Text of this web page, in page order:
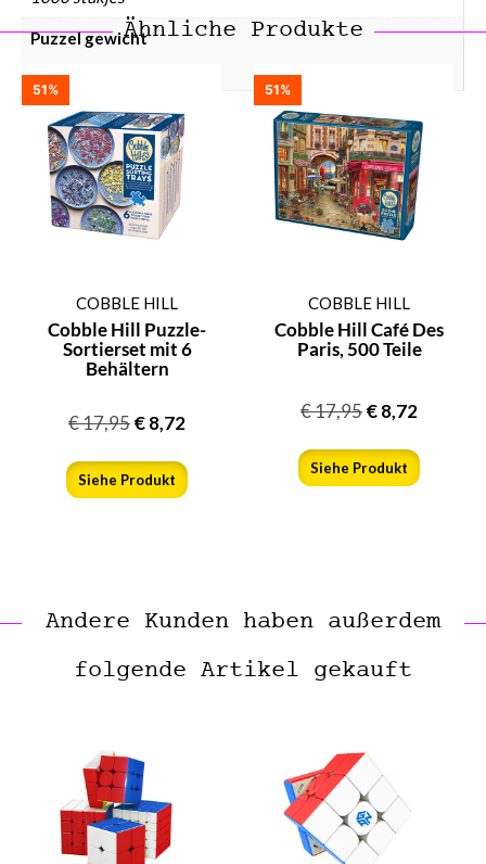
Puzzel gewichtÄhnliche Produkte
51%
COBBLE HILL
Cobble Hill Puzzle-
Sortierset mit 6
Behältern
€17,95€8,72
Siehe Produkt
51%
COBBLE HILL
Cobble Hill Café Des
Paris, 500 Teile
€17,95€8,72
Siehe Produkt
Andere Kunden haben außerdem
folgende Artikel gekauft